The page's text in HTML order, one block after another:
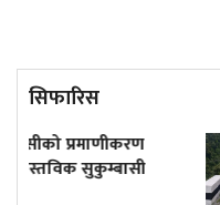
सिफारिस
कारागार
ठक्कर